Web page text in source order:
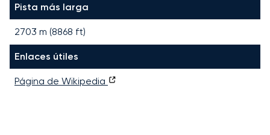
Pista más larga
2703 m (8868 ft)
Enlaces útiles
Página de Wikipedia